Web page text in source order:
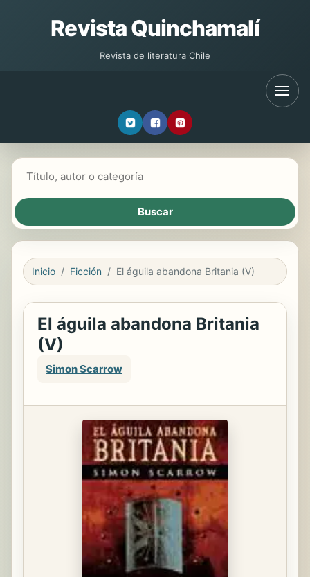
Revista Quinchamalí
Revista de literatura Chile
Inicio Ficción El águila abandona Britania (V)
El águila abandona Britania
(V)
Simon Scarrow